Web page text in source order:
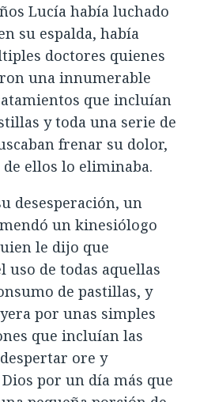
Lucía había luchado
su espalda, había
doctores quienes
una innumerable
que incluían
y toda una serie de
frenar su dolor,
ellos lo eliminaba.
desesperación, un
un kinesiólogo
le dijo que
uso de todas aquellas
de pastillas, y
por unas simples
que incluían las
ore y
por un día más que